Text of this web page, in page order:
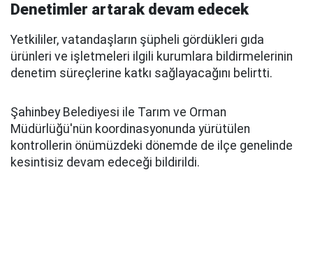
Denetimler artarak devam edecek
Yetkililer, vatandaşların şüpheli gördükleri gıda
ürünleri ve işletmeleri ilgili kurumlara bildirmelerinin
denetim süreçlerine katkı sağlayacağını belirtti.
Şahinbey Belediyesi ile Tarım ve Orman
Müdürlüğü'nün koordinasyonunda yürütülen
kontrollerin önümüzdeki dönemde de ilçe genelinde
kesintisiz devam edeceği bildirildi.